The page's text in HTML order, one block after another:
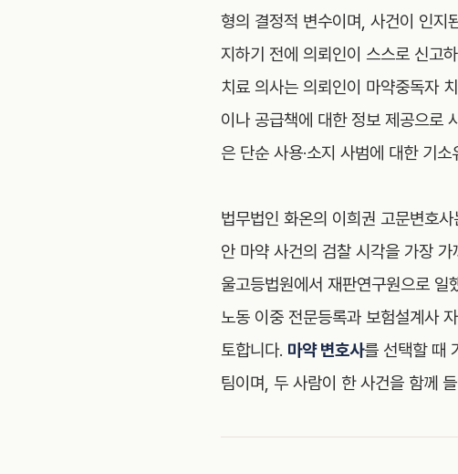
형의 결정적 변수이며, 사건이 인지
지하기 전에 의뢰인이 스스로 신고
치료 의사는 의뢰인이 마약중독자
이나 공급책에 대한 정보 제공으로
은 단순 사용·소지 사범에 대한 기
법무법인 화온의 이희권 고문변호
안 마약 사건의 검찰 시각을 가장
울고등법원에서 재판연구원으로 일
노동 이중 전문등록과 보험설계사
토합니다. 마약 변호사를 선택할 때
팀이며, 두 사람이 한 사건을 함께